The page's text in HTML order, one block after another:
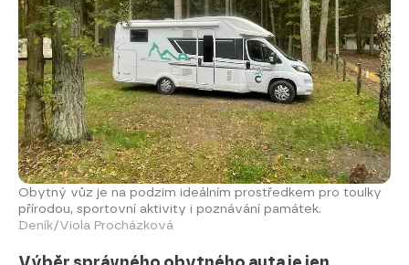
Obytný vůz je na podzim ideálním prostředkem pro toulky
přírodou, sportovní aktivity i poznávání památek.
Deník/Viola Procházková